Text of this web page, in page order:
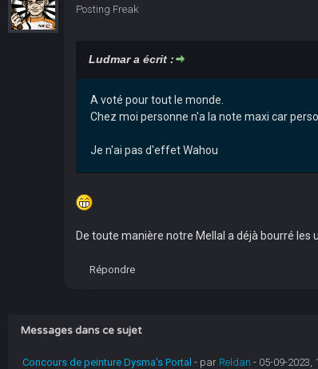
Posting Freak
Ludmar a écrit :
A voté pour tout le monde.
Chez moi personne n'a la note maxi car
Je n'ai pas d'effet Wahou
De toute manière notre Mellal a déjà bourré les
Répondre
Messages dans ce sujet
Concours de peinture Dysma's Portal - par Reldan - 05-09-2023,